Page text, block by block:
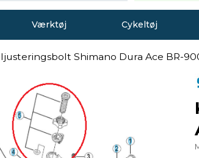
Værktøj Cykeltøj
Shimano Dura Ace BR-